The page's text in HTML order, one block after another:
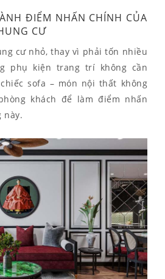
ĐIỂM NHẤN CHÍNH CỦA
CƯ
cư nhỏ, thay vì phải tốn nhiều
phụ kiện trang trí không cần
sofa – món nội thất không
khách để làm điểm nhấn
này.